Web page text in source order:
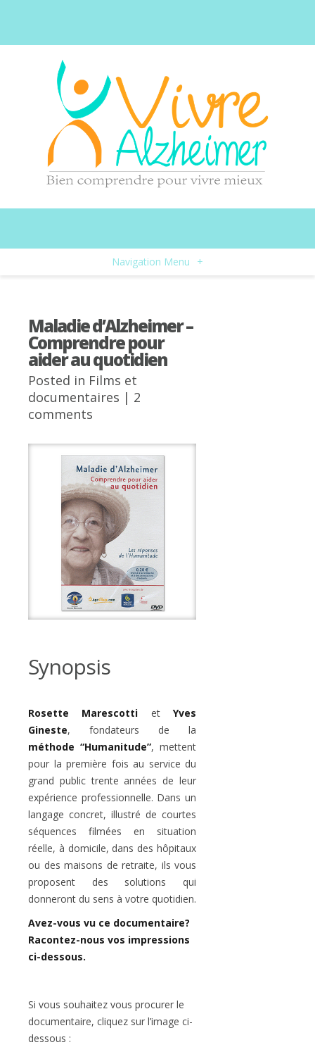
Navigation Menu +
Maladie d’Alzheimer –
Comprendre pour
aider au quotidien
Posted in Films et
documentaires | 2
comments
Synopsis
Rosette Marescotti etYves
Gineste, fondateurs de la
méthode “Humanitude”, mettent
pour la première fois au service du
grand public trente années de leur
expérience professionnelle. Dans un
langage concret, illustré de courtes
séquences filmées en situation
réelle, à domicile, dans des hôpitaux
ou des maisons de retraite, ils vous
proposent des solutions qui
donneront du sens à votre quotidien.
Avez-vous vu ce documentaire?
Racontez-nous vos impressions
ci-dessous.
Si vous souhaitez vous procurer le
documentaire, cliquez sur l’image ci-
dessous :